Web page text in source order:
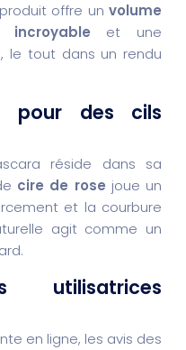
offre un volume
incroyable et une
le tout dans un rendu
pour des cils
réside dans sa
cire de rose joue un
et la courbure
agit comme un
en ligne, les avis des